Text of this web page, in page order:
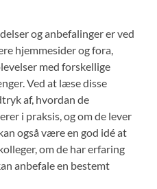
og anbefalinger er ved
hjemmesider og fora,
med forskellige
Ved at læse disse
af, hvordan de
i praksis, og om de lever
også være en god idé at
om de har erfaring
anbefale en bestemt